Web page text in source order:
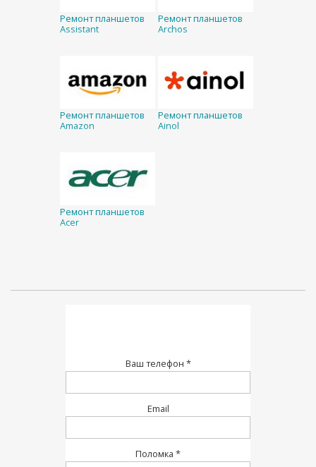
Ремонт планшетов
Assistant
Ремонт планшетов
Archos
Ремонт планшетов
Amazon
Ремонт планшетов
Ainol
Ремонт планшетов
Acer
Ваш телефон *
Email
Поломка *